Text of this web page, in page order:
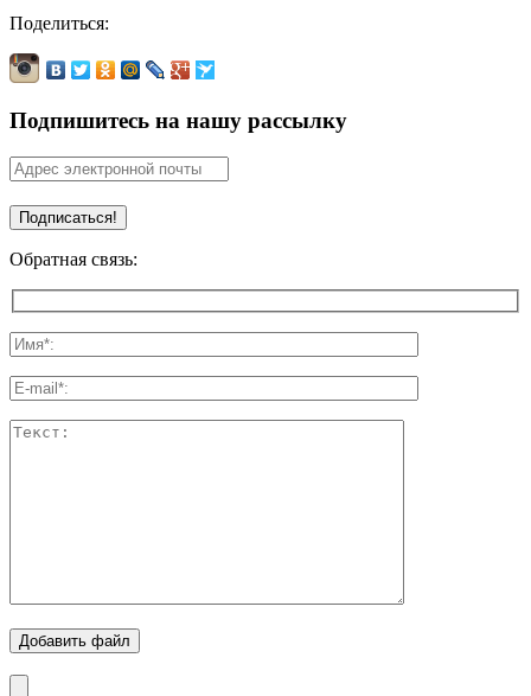
Поделиться:
Подпишитесь на нашу рассылку
Обратная связь:
Добавить файл